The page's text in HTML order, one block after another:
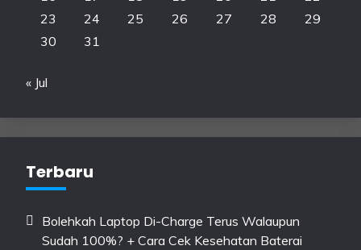
23
24 25 26 27 28
29
30
31
« Jul
Terbaru
Bolehkah Laptop Di-Charge Terus Walaupun
Sudah 100%? + Cara Cek Kesehatan Baterai